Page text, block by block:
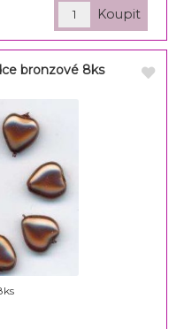
bronzové 8ks